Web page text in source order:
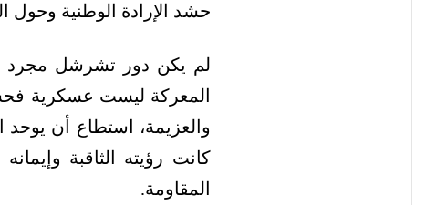
حشد الإرادة الوطنية
لم يكن دور تشرشل مجرد
المعركة ليست عسكرية
والعزيمة، استطاع أن
كانت رؤيته الثاقبة
المقاومة.